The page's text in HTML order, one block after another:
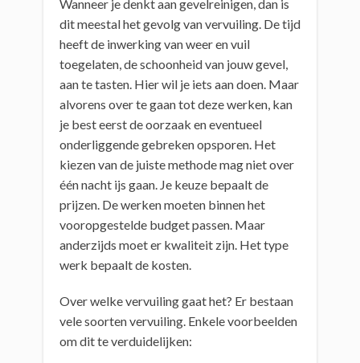
Wanneer je denkt aan gevelreinigen, dan is
dit meestal het gevolg van vervuiling. De tijd
heeft de inwerking van weer en vuil
toegelaten, de schoonheid van jouw gevel,
aan te tasten. Hier wil je iets aan doen. Maar
alvorens over te gaan tot deze werken, kan
je best eerst de oorzaak en eventueel
onderliggende gebreken opsporen. Het
kiezen van de juiste methode mag niet over
één nacht ijs gaan. Je keuze bepaalt de
prijzen. De werken moeten binnen het
vooropgestelde budget passen. Maar
anderzijds moet er kwaliteit zijn. Het type
werk bepaalt de kosten.
Over welke vervuiling gaat het? Er bestaan
vele soorten vervuiling. Enkele voorbeelden
om dit te verduidelijken: